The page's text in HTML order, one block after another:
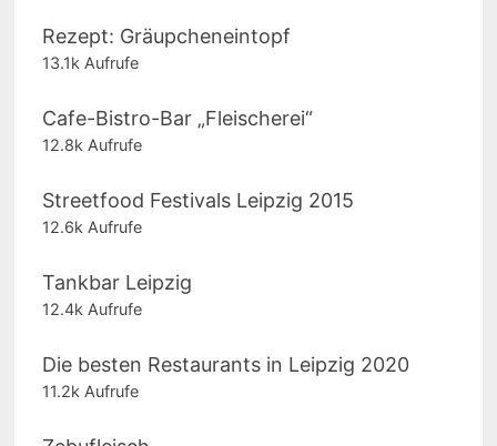
Rezept: Gräupcheneintopf
13.1k Aufrufe
Cafe-Bistro-Bar „Fleischerei“
12.8k Aufrufe
Streetfood Festivals Leipzig 2015
12.6k Aufrufe
Tankbar Leipzig
12.4k Aufrufe
Die besten Restaurants in Leipzig 2020
11.2k Aufrufe